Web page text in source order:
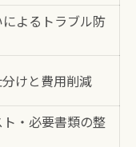
よるトラブル防
けと費用削減
・必要書類の整